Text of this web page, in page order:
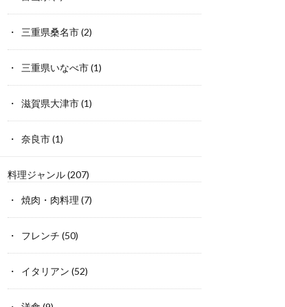
三重県桑名市(2)
三重県いなべ市(1)
滋賀県大津市(1)
奈良市(1)
料理ジャンル(207)
焼肉・肉料理 (7)
フレンチ (50)
イタリアン (52)